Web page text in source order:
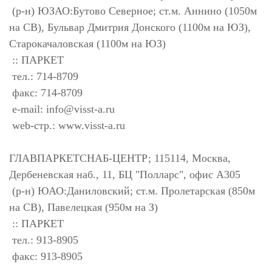
(р-н) ЮЗАО:Бутово Северное; ст.м. Аннино (1050м
на СВ), Бульвар Дмитрия Донского (1100м на ЮЗ),
Старокачаловская (1100м на ЮЗ)
:: ПАРКЕТ
тел.: 714-8709
факс: 714-8709
e-mail: info@visst-a.ru
web-стр.: www.visst-a.ru
ГЛАВПАРКЕТСНАБ-ЦЕНТР; 115114, Москва,
Дербеневская наб., 11, БЦ "Полларс", офис А305
(р-н) ЮАО:Даниловский; ст.м. Пролетарская (850м
на СВ), Павелецкая (950м на З)
:: ПАРКЕТ
тел.: 913-8905
факс: 913-8905